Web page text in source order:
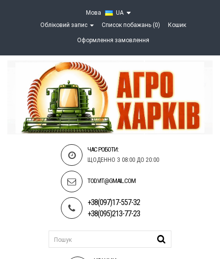
Мова
UA
Обліковий запис
Список побажань (0) Кошик
Оформлення замовлення
ЧАС РОБОТИ:
ЩОДЕННО З 08:00 ДО 20:00
TOD.VIT@GMAIL.COM
+38(097)17-557-32
+38(095)213-77-23